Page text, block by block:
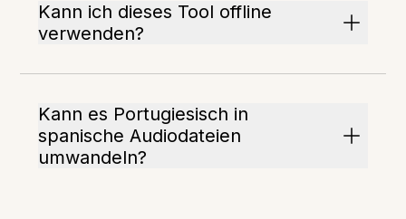
Kann ich dieses Tool offline
verwenden?
Kann es Portugiesisch in
spanische Audiodateien
umwandeln?